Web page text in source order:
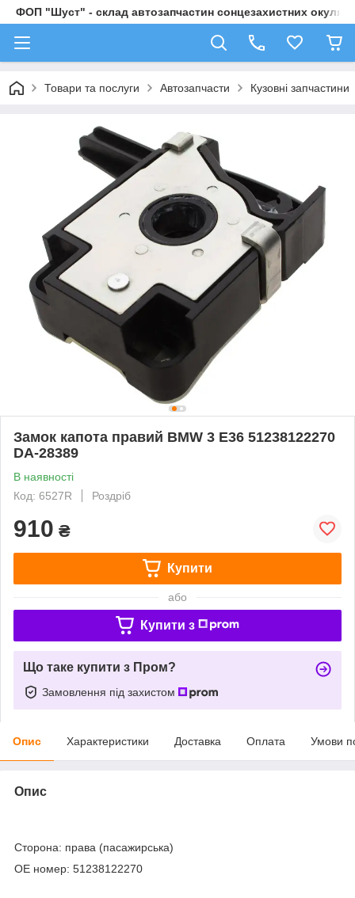
ФОП "Шуст" - склад автозапчастин сонцезахистних
Товари та послуги Автозапчасти Кузовні запчастини
Замок капота правий BMW 3 E36 51238122270
DA-28389
В наявності
Код: 6527R
Роздріб
910 ₴
Купити
або
Купити з
Що таке купити з Пром?
Замовлення під захистом
Опис Характеристики Доставка Оплата Умови
Опис
Сторона: права (пасажирська)
OE номер: 51238122270